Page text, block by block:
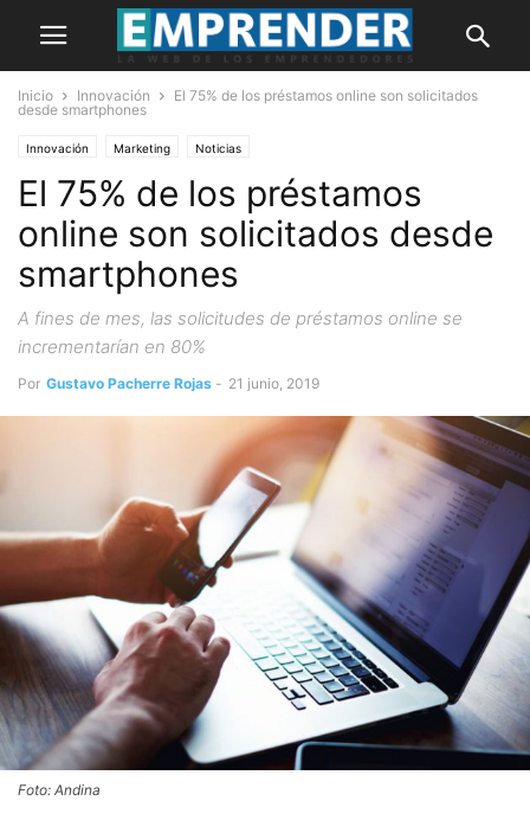
Inicio Innovación
El 75% de los préstamos online son solicitados
desde smartphones
Innovación Marketing Noticias
El 75% de los préstamos
online son solicitados desde
smartphones
A fines de mes, las solicitudes de préstamos online se
incrementarían en 80%
Por Gustavo Pacherre Rojas - 21 junio, 2019
Foto: Andina